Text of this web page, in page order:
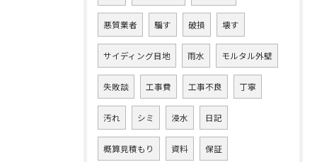
悪質業者 騙す 破損 壊す
サイディング目地 雨水 モルタル外壁
失敗談 工事費 工事不良 丁寧
汚れ シミ 浸水 日記
概算見積もり 資料 保証